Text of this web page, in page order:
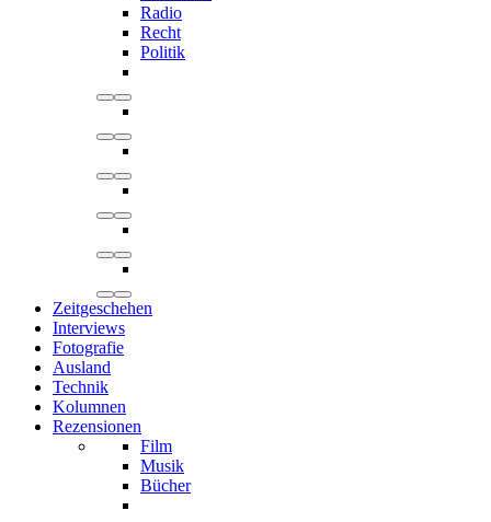
Radio
Recht
Politik
Zeitgeschehen
Interviews
Fotografie
Ausland
Technik
Kolumnen
Rezensionen
Film
Musik
Bücher